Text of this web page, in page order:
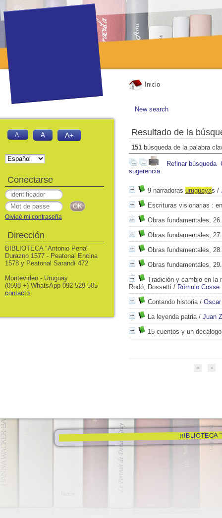
Inicio
New search
Resultado de la
151 búsqueda de la palabra
Refinar búsqueda
sugerencia
9 narradoras uruguayas /
Escrituras visionarias :
Obras fundamentales,
Obras fundamentales,
Obras fundamentales,
Obras fundamentales,
Tradición y cambio en la
Rodó, Dossetti / Rómulo Cosse
Contando historia/
La leyenda patria/ Juan
15 cuentos y un decálogo
BIBLIOTECA
A- A A+
Conectarse
Olvidé mi contraseña
Dirección
BIBLIOTECA "Antonio Pena"
Durazno 1577 - Peatonal Encina
1578 y Peatonal Sarandí 472
Montevideo - Uruguay
(0598 +) WhatsApp 092 529 505
contacto